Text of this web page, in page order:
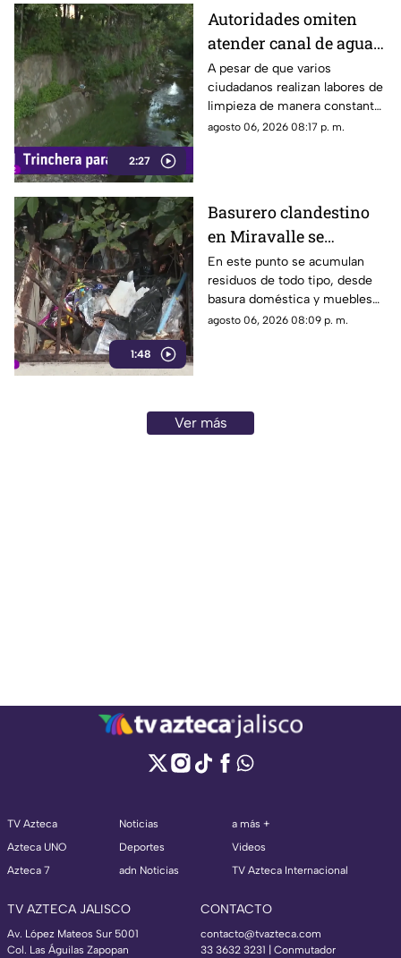
2:27
Autoridades omiten
atender canal de agua
contaminado en
Tonalá
A pesar de que varios
ciudadanos realizan labores de
limpieza de manera constante
en la zona, algunas personas
agosto 06, 2026 08:17 p. m.
1:48
Basurero clandestino
en Miravalle se
convierte en un foco de
infección por
acumulación de
residuos.
En este punto se acumulan
residuos de todo tipo, desde
basura doméstica y muebles
viejos hasta animales muertos,
condiciones insalubres del
lugar.
agosto 06, 2026 08:09 p. m.
Ver más
TV Azteca
Azteca UNO
Azteca 7
Noticias
Deportes
adn Noticias
a más +
Videos
TV Azteca Internacional
TV AZTECA JALISCO
Av. López Mateos Sur 5001
Col. Las Águilas Zapopan
CONTACTO
contacto@tvazteca.com
33 3632 3231 | Conmutador